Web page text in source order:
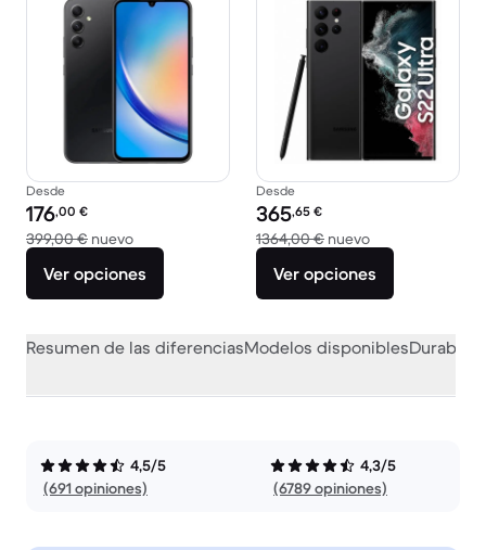
Desde
Precio reacondicionado:
176,00 €
399,00 € nuevoEl dispositivo nuevo vale 399,00 €
Ver opciones
Desde
Precio reacondicionado:
365,65 €
1364,00 € nuevoEl dispositivo
Ver opciones
Resumen de las diferenciasModelos disponibles
4,5/5
(691 opiniones)
4,3/5
(6789 opiniones)